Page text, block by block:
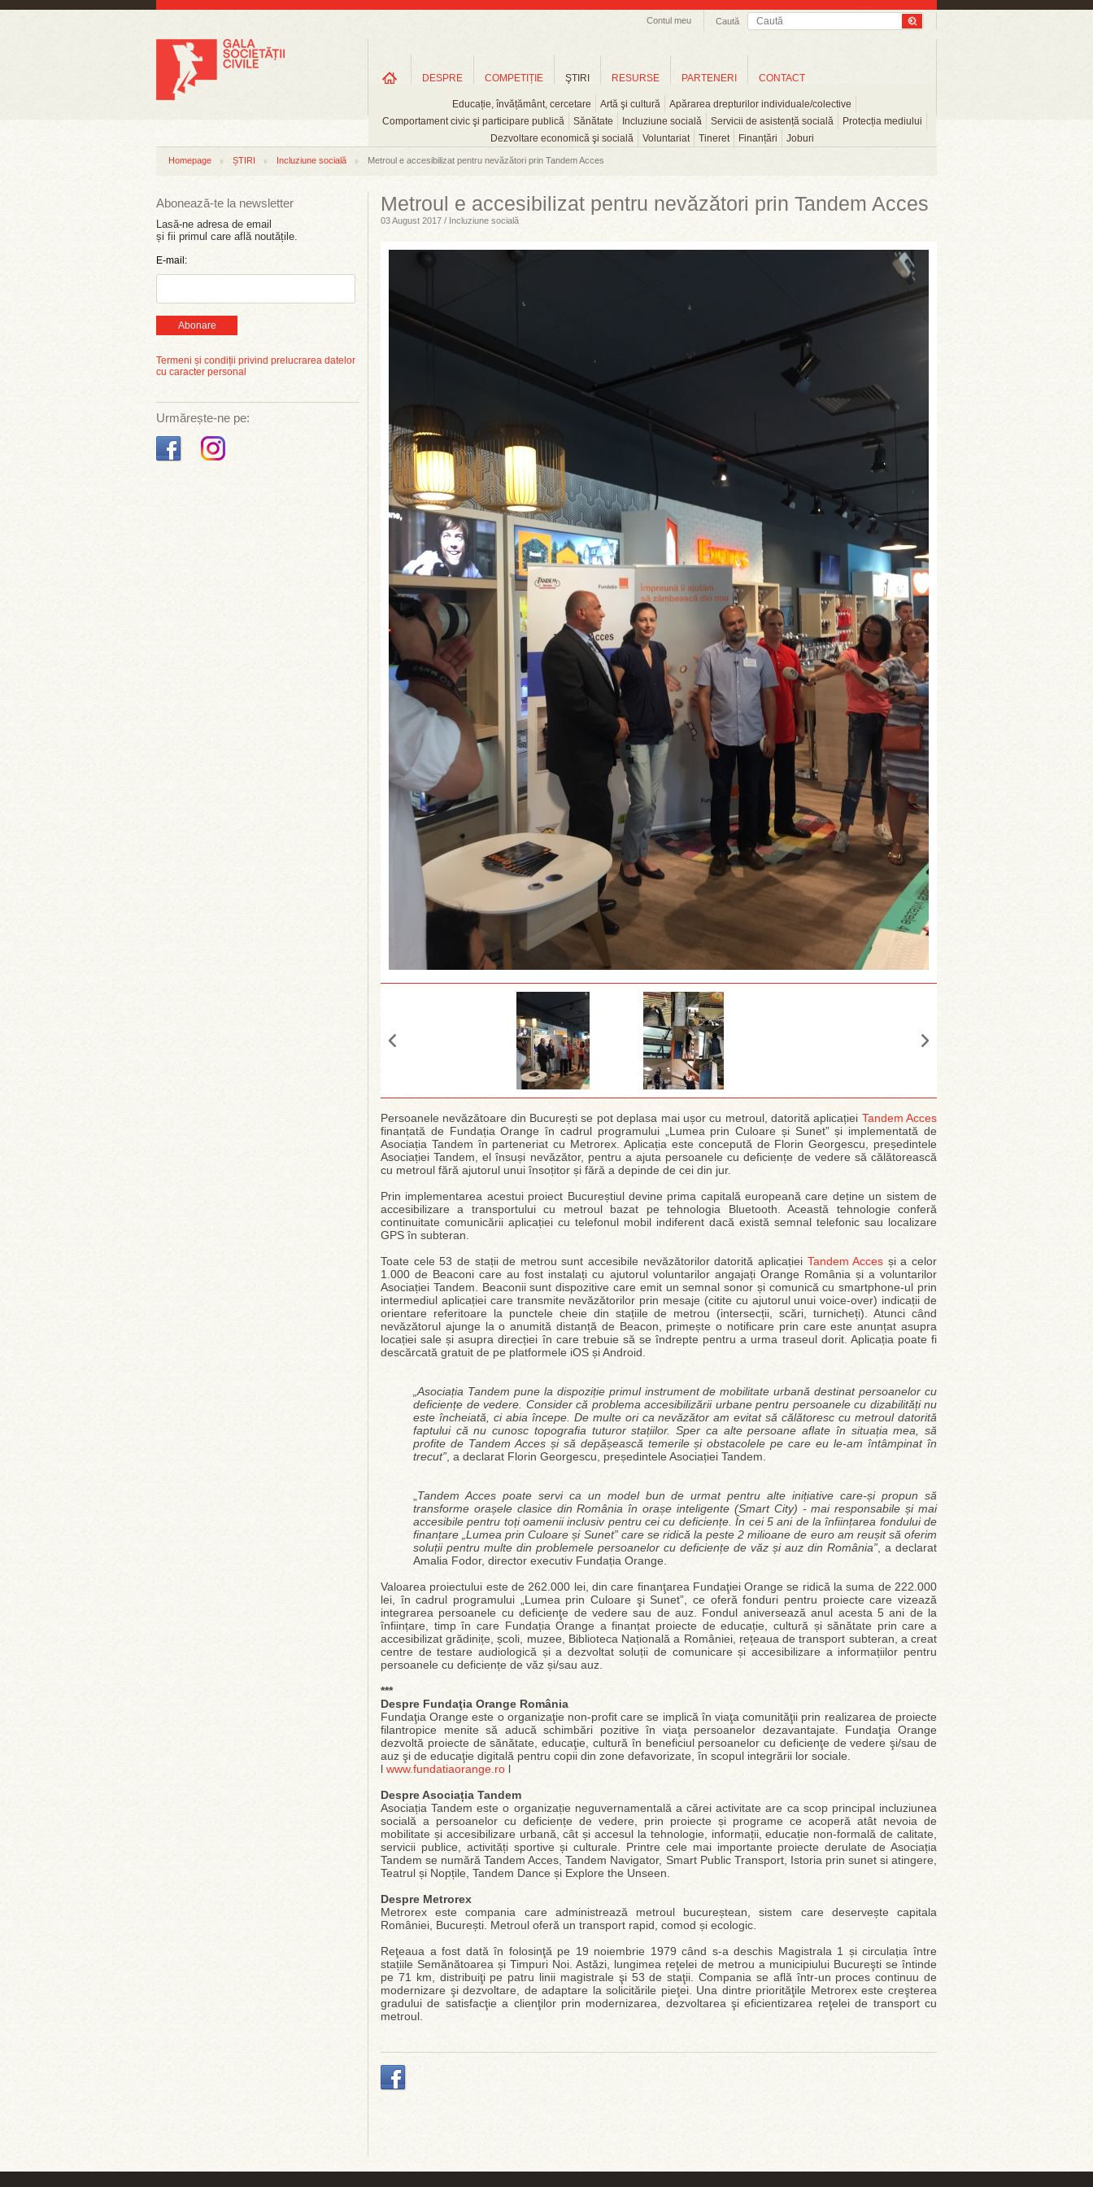
Caută
Contul meu
DESPRE COMPETIȚIE ŞTIRI
Educație, învățământ, cercetare Artă şi cultură
Apărarea drepturilor individuale/colective
Comportament civic şi participare publică
Sănătate Incluziune socială Servicii de asistență socială
Protecția mediului
Dezvoltare economică şi socială
Voluntariat Tineret Finanțări Joburi
RESURSE PARTENERI CONTACT
Homepage ȘTIRI Incluziune socială Metroul e accesibilizat pentru nevăzători prin Tandem Acces
Abonează-te la newsletter
Lasă-ne adresa de email
și fii primul care află noutățile.
E-mail:
Abonare
Termeni și condiții privind prelucrarea datelor
cu caracter personal
Urmărește-ne pe:
Metroul e accesibilizat pentru nevăzători prin Tandem Acces
03 August 2017 / Incluziune socială
Persoanele nevăzătoare din București se pot deplasa mai ușor cu metroul, datorită aplicației Tandem Acces
finanțată de Fundația Orange în cadrul programului „Lumea prin Culoare și Sunet” și implementată de
Asociația Tandem în parteneriat cu Metrorex. Aplicația este concepută de Florin Georgescu, președintele
Asociației Tandem, el însuși nevăzător, pentru a ajuta persoanele cu deficiențe de vedere să călătorească
cu metroul fără ajutorul unui însoțitor și fără a depinde de cei din jur.
Prin implementarea acestui proiect Bucureștiul devine prima capitală europeană care deține un sistem de
accesibilizare a transportului cu metroul bazat pe tehnologia Bluetooth. Această tehnologie conferă
continuitate comunicării aplicației cu telefonul mobil indiferent dacă există semnal telefonic sau localizare
GPS în subteran.
Toate cele 53 de stații de metrou sunt accesibile nevăzătorilor datorită aplicației Tandem Acces și a celor
1.000 de Beaconi care au fost instalați cu ajutorul voluntarilor angajați Orange România și a voluntarilor
Asociației Tandem. Beaconii sunt dispozitive care emit un semnal sonor și comunică cu smartphone-ul prin
intermediul aplicației care transmite nevăzătorilor prin mesaje (citite cu ajutorul unui voice-over) indicații de
orientare referitoare la punctele cheie din stațiile de metrou (intersecții, scări, turnicheți). Atunci când
nevăzătorul ajunge la o anumită distanță de Beacon, primește o notificare prin care este anunțat asupra
locației sale și asupra direcției în care trebuie să se îndrepte pentru a urma traseul dorit. Aplicația poate fi
descărcată gratuit de pe platformele iOS și Android.
„Asociația Tandem pune la dispoziție primul instrument de mobilitate urbană destinat persoanelor cu
deficiențe de vedere. Consider că problema accesibilizării urbane pentru persoanele cu dizabilități nu
este încheiată, ci abia începe. De multe ori ca nevăzător am evitat să călătoresc cu metroul datorită
faptului că nu cunosc topografia tuturor stațiilor. Sper ca alte persoane aflate în situația mea, să
profite de Tandem Acces și să depășească temerile și obstacolele pe care eu le-am întâmpinat în
trecut” , a declarat Florin Georgescu, președintele Asociației Tandem.
Tandem Acces poate servi ca un model bun de urmat pentru alte inițiative care-și propun să
transforme orașele clasice din România în orașe inteligente (Smart City) - mai responsabile și mai
accesibile pentru toți oamenii inclusiv pentru cei cu deficiențe. În cei 5 ani de la înființarea fondului de
finanțare „Lumea prin Culoare și Sunet” care se ridică la peste 2 milioane de euro am reușit să oferim
soluții pentru multe din problemele persoanelor cu deficiențe de văz și auz din România” , a declarat
Amalia Fodor, director executiv Fundația Orange.
Valoarea proiectului este de 262.000 lei, din care finanţarea Fundaţiei Orange se ridică la suma de 222.000
lei, în cadrul programului „Lumea prin Culoare şi Sunet”, ce oferă fonduri pentru proiecte care vizează
integrarea persoanele cu deficienţe de vedere sau de auz. Fondul aniversează anul acesta 5 ani de la
înființare, timp în care Fundația Orange a finanțat proiecte de educație, cultură și sănătate prin care a
accesibilizat grădinițe, școli, muzee, Biblioteca Națională a României, rețeaua de transport subteran, a creat
centre de testare audiologică și a dezvoltat soluții de comunicare și accesibilizare a informațiilor pentru
persoanele cu deficiențe de văz și/sau auz.
***
Despre Fundaţia Orange România
Fundaţia Orange este o organizaţie non-profit care se implică în viaţa comunităţii prin realizarea de proiecte
filantropice menite să aducă schimbări pozitive în viaţa persoanelor dezavantajate. Fundaţia Orange
dezvoltă proiecte de sănătate, educaţie, cultură în beneficiul persoanelor cu deficienţe de vedere şi/sau de
auz şi de educaţie digitală pentru copii din zone defavorizate, în scopul integrării lor sociale.
l www.fundatiaorange.ro l
Despre Asociația Tandem
Asociația Tandem este o organizație neguvernamentală a cărei activitate are ca scop principal incluziunea
socială a persoanelor cu deficiențe de vedere, prin proiecte și programe ce acoperă atât nevoia de
mobilitate și accesibilizare urbană, cât și accesul la tehnologie, informații, educație non-formală de calitate,
servicii publice, activități sportive și culturale. Printre cele mai importante proiecte derulate de Asociația
Tandem se numără Tandem Acces, Tandem Navigator, Smart Public Transport, Istoria prin sunet si atingere,
Teatrul și Nopțile, Tandem Dance și Explore the Unseen.
Despre Metrorex
Metrorex este compania care administrează metroul bucureștean, sistem care deservește capitala
României, București. Metroul oferă un transport rapid, comod și ecologic.
Reţeaua a fost dată în folosinţă pe 19 noiembrie 1979 când s-a deschis Magistrala 1 și circulația între
stațiile Semănătoarea și Timpuri Noi. Astăzi, lungimea reţelei de metrou a municipiului Bucureşti se întinde
pe 71 km, distribuiţi pe patru linii magistrale şi 53 de staţii. Compania se află într-un proces continuu de
modernizare şi dezvoltare, de adaptare la solicitările pieţei. Una dintre priorităţile Metrorex este creşterea
gradului de satisfacţie a clienţilor prin modernizarea, dezvoltarea şi eficientizarea reţelei de transport cu
metroul.